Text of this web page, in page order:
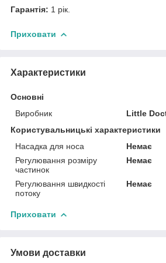
Гарантія: 1 рік.
Приховати
Характеристики
Основні
Виробник
Little
Користувальницькі характеристики
Насадка для носа
Немає
Регулювання розміру
частинок
Немає
Регулювання швидкості
потоку
Немає
Приховати
Умови доставки